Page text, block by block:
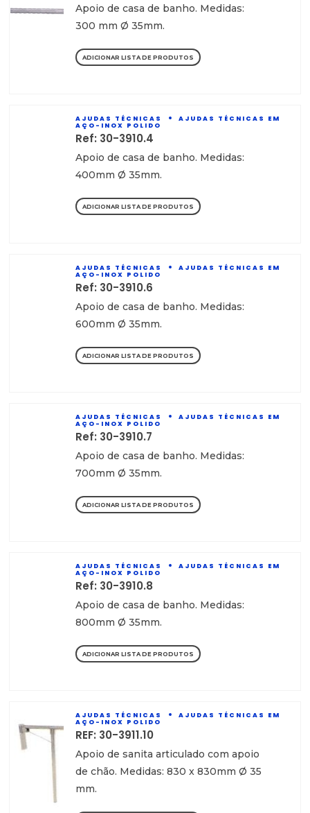
Apoio de casa de banho. Medidas:
300 mm Ø 35mm.
ADICIONAR LISTA DE PRODUTOS
AJUDAS TÉCNICAS
AJUDAS TÉCNICAS EM
AÇO-INOX POLIDO
Ref: 30-3910.4
Apoio de casa de banho. Medidas:
400mm Ø 35mm.
ADICIONAR LISTA DE PRODUTOS
AJUDAS TÉCNICAS
AJUDAS TÉCNICAS EM
AÇO-INOX POLIDO
Ref: 30-3910.6
Apoio de casa de banho. Medidas:
600mm Ø 35mm.
ADICIONAR LISTA DE PRODUTOS
AJUDAS TÉCNICAS
AJUDAS TÉCNICAS EM
AÇO-INOX POLIDO
Ref: 30-3910.7
Apoio de casa de banho. Medidas:
700mm Ø 35mm.
ADICIONAR LISTA DE PRODUTOS
AJUDAS TÉCNICAS
AJUDAS TÉCNICAS EM
AÇO-INOX POLIDO
Ref: 30-3910.8
Apoio de casa de banho. Medidas:
800mm Ø 35mm.
ADICIONAR LISTA DE PRODUTOS
AJUDAS TÉCNICAS
AJUDAS TÉCNICAS EM
AÇO-INOX POLIDO
REF: 30-3911.10
Apoio de sanita articulado com apoio
de chão. Medidas: 830 x 830mm Ø 35
mm.